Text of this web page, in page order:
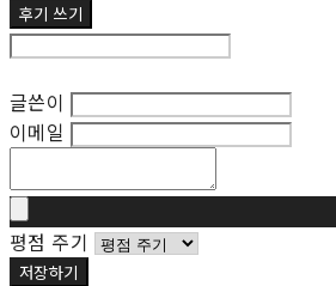
후기 쓰기
글쓴이
이메일
평점 주기
저장하기